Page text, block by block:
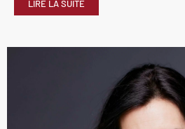
LIRE LA SUITE